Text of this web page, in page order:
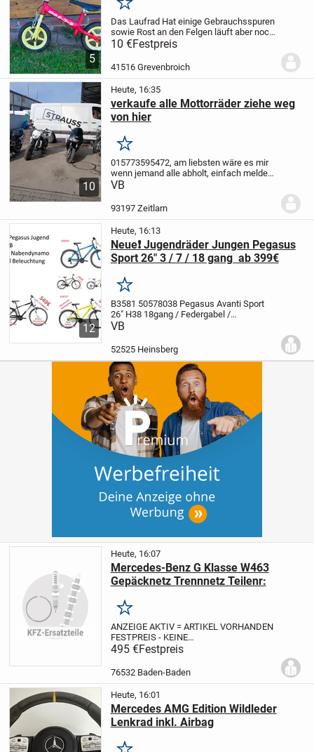
5
Merken
Das LaufradHat einige Gebrauchsspuren
sowie Rost an den Felgenläuft aber noch
superSattel ist höhen verstellbar
Selbstabholer
noch da solange er...
10 €Festpreis
41516 Grevenbroich
10
Heute, 16:35
verkaufe alle Mottorräder ziehe weg
von hier
Merken
015773595472, am liebsten wäre es mir
wenn jemand alle abholt, einfach melden
vorbei kommen und schau ma mal,
Yamaha 650 er, 66000klm, yamaha1000,
VB
93197 Zeitlarn
12
Heute, 16:13
Neue❗ Jugendräder Jungen Pegasus
Sport 26" 3 / 7 / 18 gang ab 399€
Merken
B3581 50578038 Pegasus Avanti Sport
26" H38 18gang / Federgabel /
Nabendynamo schwarz 499€B3582
7gang / Federgabel / Nabendynamo
schwarz 549€B3153 52684038...
VB
52525 Heinsberg
Heute, 16:07
Mercedes-Benz G Klasse W463
Gepäcknetz Trennnetz Teilenr:
Merken
ANZEIGE AKTIV = ARTIKEL VORHANDEN
FESTPREIS - KEINE
PREISREDUZIERUNG
Mercedes-Benz G Klasse W463/W461
(LHD) Artikelbeschreibung:
495 €Festpreis
76532 Baden-Baden
Heute, 16:01
Mercedes AMG Edition Wildleder
Lenkrad inkl. Airbag